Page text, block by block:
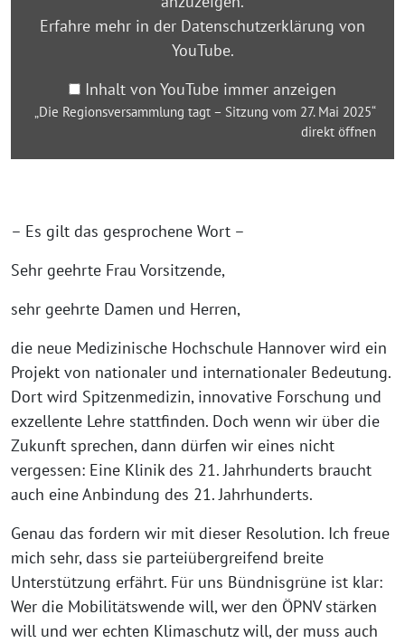
anzeigen
Erfahre mehr in der Datenschutzerklärung von
YouTube.
Inhalt von YouTube immer anzeigen
„Die Regionsversammlung tagt – Sitzung vom 27. Mai 2025“
direkt öffnen
– Es gilt das gesprochene Wort –
Sehr geehrte Frau Vorsitzende,
sehr geehrte Damen und Herren,
die neue Medizinische Hochschule Hannover wird ein
Projekt von nationaler und internationaler Bedeutung.
Dort wird Spitzenmedizin, innovative Forschung und
exzellente Lehre stattfinden. Doch wenn wir über die
Zukunft sprechen, dann dürfen wir eines nicht
vergessen: Eine Klinik des 21. Jahrhunderts braucht
auch eine Anbindung des 21. Jahrhunderts.
Genau das fordern wir mit dieser Resolution. Ich freue
mich sehr, dass sie parteiübergreifend breite
Unterstützung erfährt. Für uns Bündnisgrüne ist klar:
Wer die Mobilitätswende will, wer den ÖPNV stärken
will und wer echten Klimaschutz will, der muss auch